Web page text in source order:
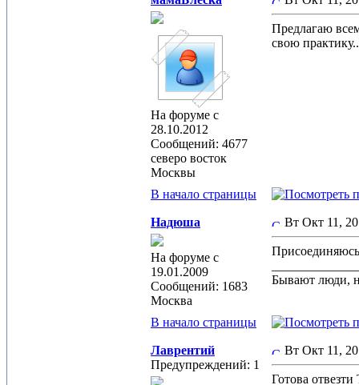
На форуме с
28.10.2012
Сообщений: 4677
северо восток
Москвы
Предлагаю
свою
В начало страницы
Надюша
На форуме с
19.01.2009
Сообщений: 1683
Москва
Вт Окт 11,
Бывают люди,
В начало страницы
Лаврентий
Предупреждений: 1
Вт Окт 11,
Готова